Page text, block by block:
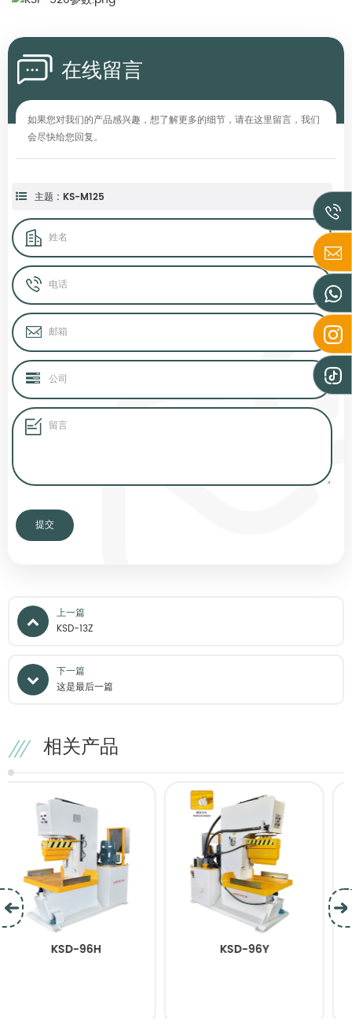
在线留言
如果您对我们的产品感兴趣，想了解更多的细节，请在这里留言，我们
会尽快给您回复。
主题 : KS-M125
上一篇
KSD-13Z
下一篇
这是最后一篇
相关产品